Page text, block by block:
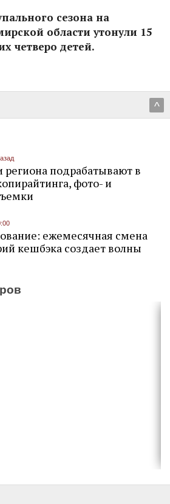
сезона на
области утонули 15
четверо детей.
^
подрабатывают в
фото- и
ежемесячная смена
кешбэка создает волны